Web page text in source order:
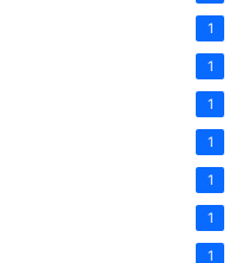
1
1
1
1
1
1
1